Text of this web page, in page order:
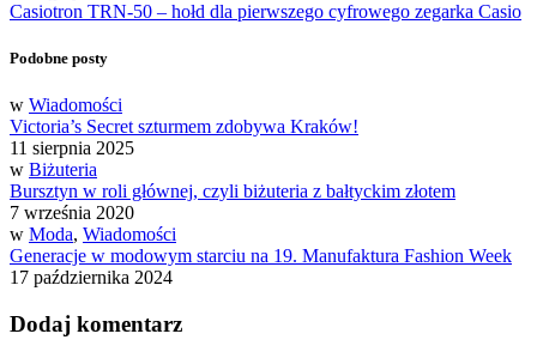
Casiotron TRN-50 – hołd dla pierwszego cyfrowego zegarka Casio
Podobne posty
w Wiadomości
Victoria’s Secret szturmem zdobywa Kraków!
11 sierpnia 2025
w Biżuteria
Bursztyn w roli głównej, czyli biżuteria z bałtyckim złotem
7 września 2020
w Moda, Wiadomości
Generacje w modowym starciu na 19. Manufaktura Fashion Week
17 października 2024
Dodaj komentarz